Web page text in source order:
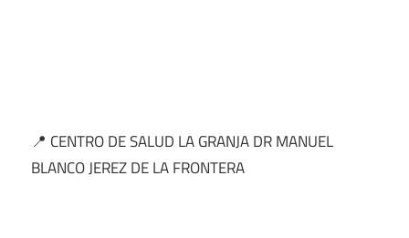
📍 CENTRO DE SALUD LA GRANJA DR MANUEL
BLANCO JEREZ DE LA FRONTERA